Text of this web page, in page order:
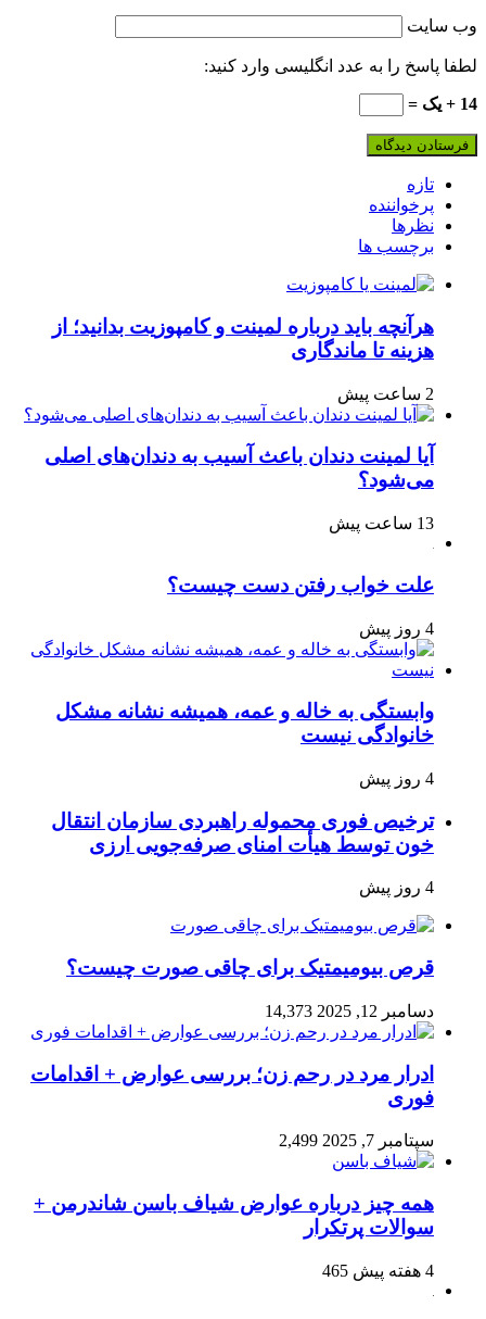
را به عدد انگلیسی وارد کنید:
ها
باید درباره لمینت و کامپوزیت بدانید؛ از
تا ماندگاری
لمینت دندان باعث آسیب به دندان‌های اصلی
خواب رفتن دست چیست؟
به خاله و عمه، همیشه نشانه مشکل
نیست
فوری محموله راهبردی سازمان انتقال
توسط هیأت امنای صرفه‌جویی ارزی
بیومیمتیک برای چاقی صورت چیست؟
12, 2025
14,373
مرد در رحم زن؛ بررسی عوارض + اقدامات
7, 2025
2,499
چیز درباره عوارض شیاف باسن شاندرمن +
پرتکرار
465